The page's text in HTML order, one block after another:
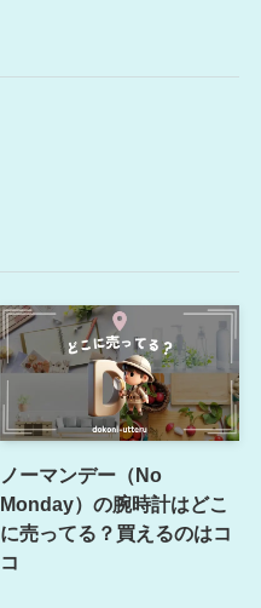
ノーマンデー（No
Monday）の腕時計はどこ
に売ってる？買えるのはコ
コ